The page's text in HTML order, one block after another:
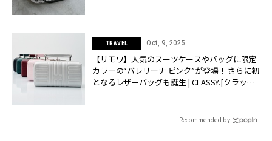
TRAVEL Oct, 9, 2025
【リモワ】人気のスーツケースやバッグに限定
カラーの“バレリーナ ピンク”が登場！ さらに初
となるレザーバッグも誕生 | CLASSY.[クラッシ
Recommended by